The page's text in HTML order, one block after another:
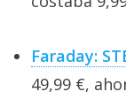
Faraday:
49,99 €,